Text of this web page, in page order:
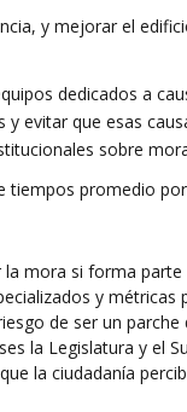
y mejorar el
dedicados a
evitar que esas
sobre
tiempos promedio
mora si forma
y métricas
de ser un parche
la Legislatura y el
la ciudadanía